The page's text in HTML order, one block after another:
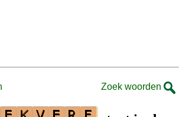
Zoek woorden